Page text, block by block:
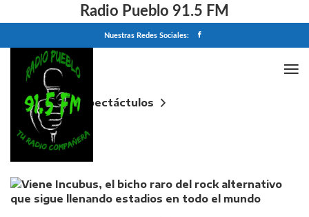
Radio Pueblo 91.5 FM
Nuestras Redes Sociales:
Home
Espectáctulos
Viene Incubus, el bicho raro del rock alternativo que
sigue llenando estadios en todo el mundo